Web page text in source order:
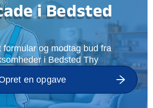
i Bedsted
formular og modtag bud fra
i Bedsted Thy
en opgave